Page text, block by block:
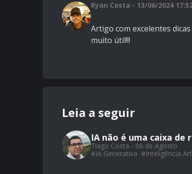
Ryan Costa - 13/06/2024
Artigo com excelentes
muito útil!!!
Leia a seguir
IA não é uma caixa de
Tiago Costa - 06 de Agosto
#IA Generativa #Inteligência